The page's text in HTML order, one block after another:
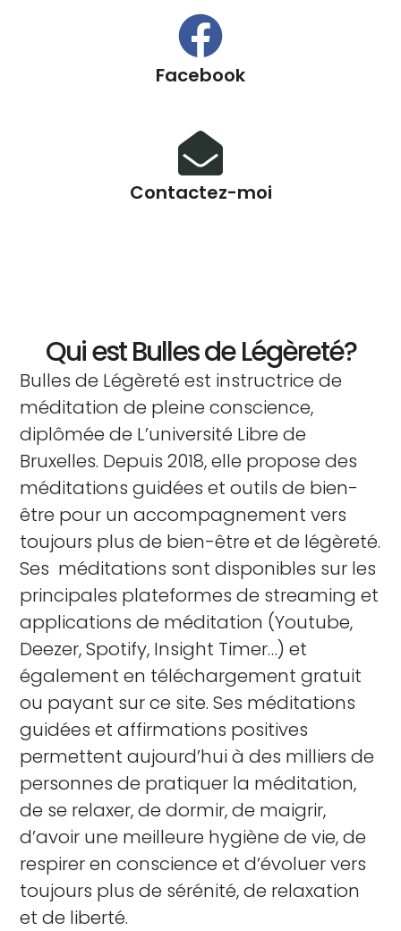
Facebook
Contactez-moi
Qui est Bulles de Légèreté?
Bulles de Légèreté est instructrice de
méditation de pleine conscience,
diplômée de L’université Libre de
Bruxelles. Depuis 2018, elle propose des
méditations guidées et outils de bien-
être pour un accompagnement vers
toujours plus de bien-être et de légèreté.
Ses méditations sont disponibles sur les
principales plateformes de streaming et
applications de méditation (Youtube,
Deezer, Spotify, Insight Timer…) et
également en téléchargement gratuit
ou payant sur ce site. Ses méditations
guidées et affirmations positives
permettent aujourd’hui à des milliers de
personnes de pratiquer la méditation,
de se relaxer, de dormir, de maigrir,
d’avoir une meilleure hygiène de vie, de
respirer en conscience et d’évoluer vers
toujours plus de sérénité, de relaxation
et de liberté.